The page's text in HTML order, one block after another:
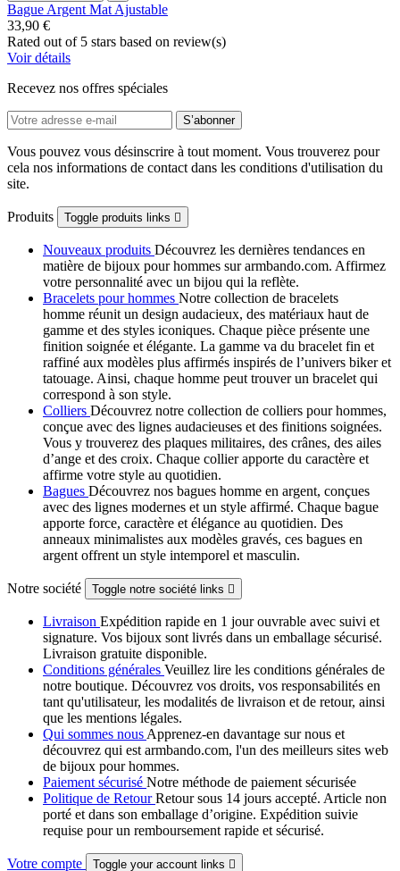
Bague Argent Mat Ajustable
33,90 €
Rated out of 5 stars based on review(s)
Voir détails
Recevez nos offres spéciales
Vous pouvez vous désinscrire à tout moment. Vous trouverez pour
cela nos informations de contact dans les conditions d'utilisation du
site.
Produits Toggle produits links 
Nouveaux produits Découvrez les dernières tendances en
matière de bijoux pour hommes sur armbando.com. Affirmez
votre personnalité avec un bijou qui la reflète.
Bracelets pour hommes Notre collection de bracelets
homme réunit un design audacieux, des matériaux haut de
gamme et des styles iconiques. Chaque pièce présente une
finition soignée et élégante. La gamme va du bracelet fin et
raffiné aux modèles plus affirmés inspirés de l’univers biker et
tatouage. Ainsi, chaque homme peut trouver un bracelet qui
correspond à son style.
Colliers Découvrez notre collection de colliers pour hommes,
conçue avec des lignes audacieuses et des finitions soignées.
Vous y trouverez des plaques militaires, des crânes, des ailes
d’ange et des croix. Chaque collier apporte du caractère et
affirme votre style au quotidien.
Bagues Découvrez nos bagues homme en argent, conçues
avec des lignes modernes et un style affirmé. Chaque bague
apporte force, caractère et élégance au quotidien. Des
anneaux minimalistes aux modèles gravés, ces bagues en
argent offrent un style intemporel et masculin.
Notre société Toggle notre société links 
Livraison Expédition rapide en 1 jour ouvrable avec suivi et
signature. Vos bijoux sont livrés dans un emballage sécurisé.
Livraison gratuite disponible.
Conditions générales Veuillez lire les conditions générales de
notre boutique. Découvrez vos droits, vos responsabilités en
tant qu'utilisateur, les modalités de livraison et de retour, ainsi
que les mentions légales.
Qui sommes nous Apprenez-en davantage sur nous et
découvrez qui est armbando.com, l'un des meilleurs sites web
de bijoux pour hommes.
Paiement sécurisé Notre méthode de paiement sécurisée
Politique de RetourRetour sous 14 jours accepté. Article non
porté et dans son emballage d’origine. Expédition suivie
requise pour un remboursement rapide et sécurisé.
Votre compte Toggle your account links 